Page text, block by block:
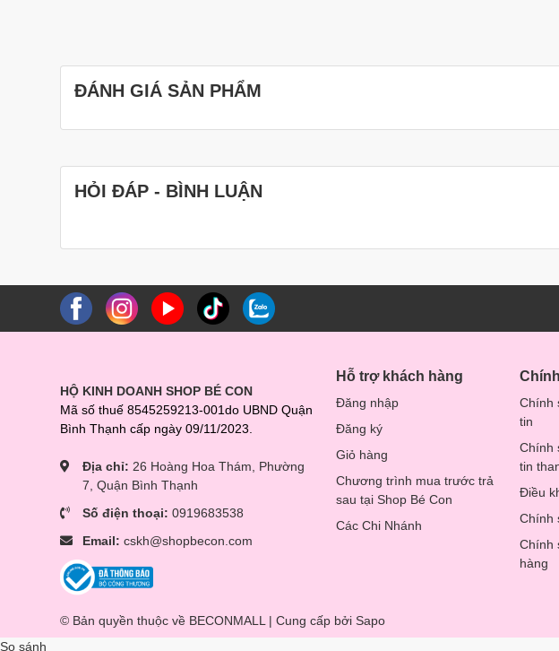
ĐÁNH GIÁ SẢN PHẨM
HỎI ĐÁP - BÌNH LUẬN
HỘ KINH DOANH SHOP BÉ CON
Mã số thuế 8545259213-001do UBND Quận
Bình Thạnh cấp ngày 09/11/2023.
Địa chỉ: 26 Hoàng Hoa Thám, Phường
7, Quận Bình Thạnh
Số điện thoại: 0919683538
Email: cskh@shopbecon.com
Hỗ trợ khách hàng
Đăng nhập
Đăng ký
Giỏ hàng
Chương trình mua trước trả
sau tại Shop Bé Con
Các Chi Nhánh
Chính
tin
Chính
tin
Điều
Chính
Chính
hàng
© Bản quyền thuộc về BECONMALL | Cung cấp bởi Sapo
So sánh